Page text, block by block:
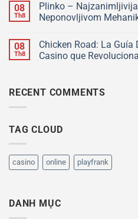
08
Th8
Plinko –
Neponovljivom
08
Th8
Chicken Road: La
Casino que
RECENT COMMENTS
TAG CLOUD
casino online playfrank
DANH MỤC